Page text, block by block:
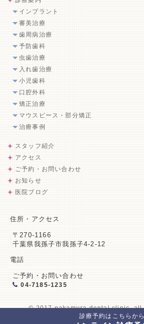
インプラント
審美治療
歯周病治療
予防歯科
虫歯治療
入れ歯治療
小児歯科
口腔外科
矯正治療
マウスピース・部分矯正
治療事例
スタッフ紹介
アクセス
ご予約・お問い合わせ
お知らせ
医院ブログ
住所・アクセス
〒270-1166
千葉県我孫子市我孫子4-2-12
電話
ご予約・お問い合わせ
04-7185-1235
© 2017 nakamura dental clinic. all
診療予約はこちらから